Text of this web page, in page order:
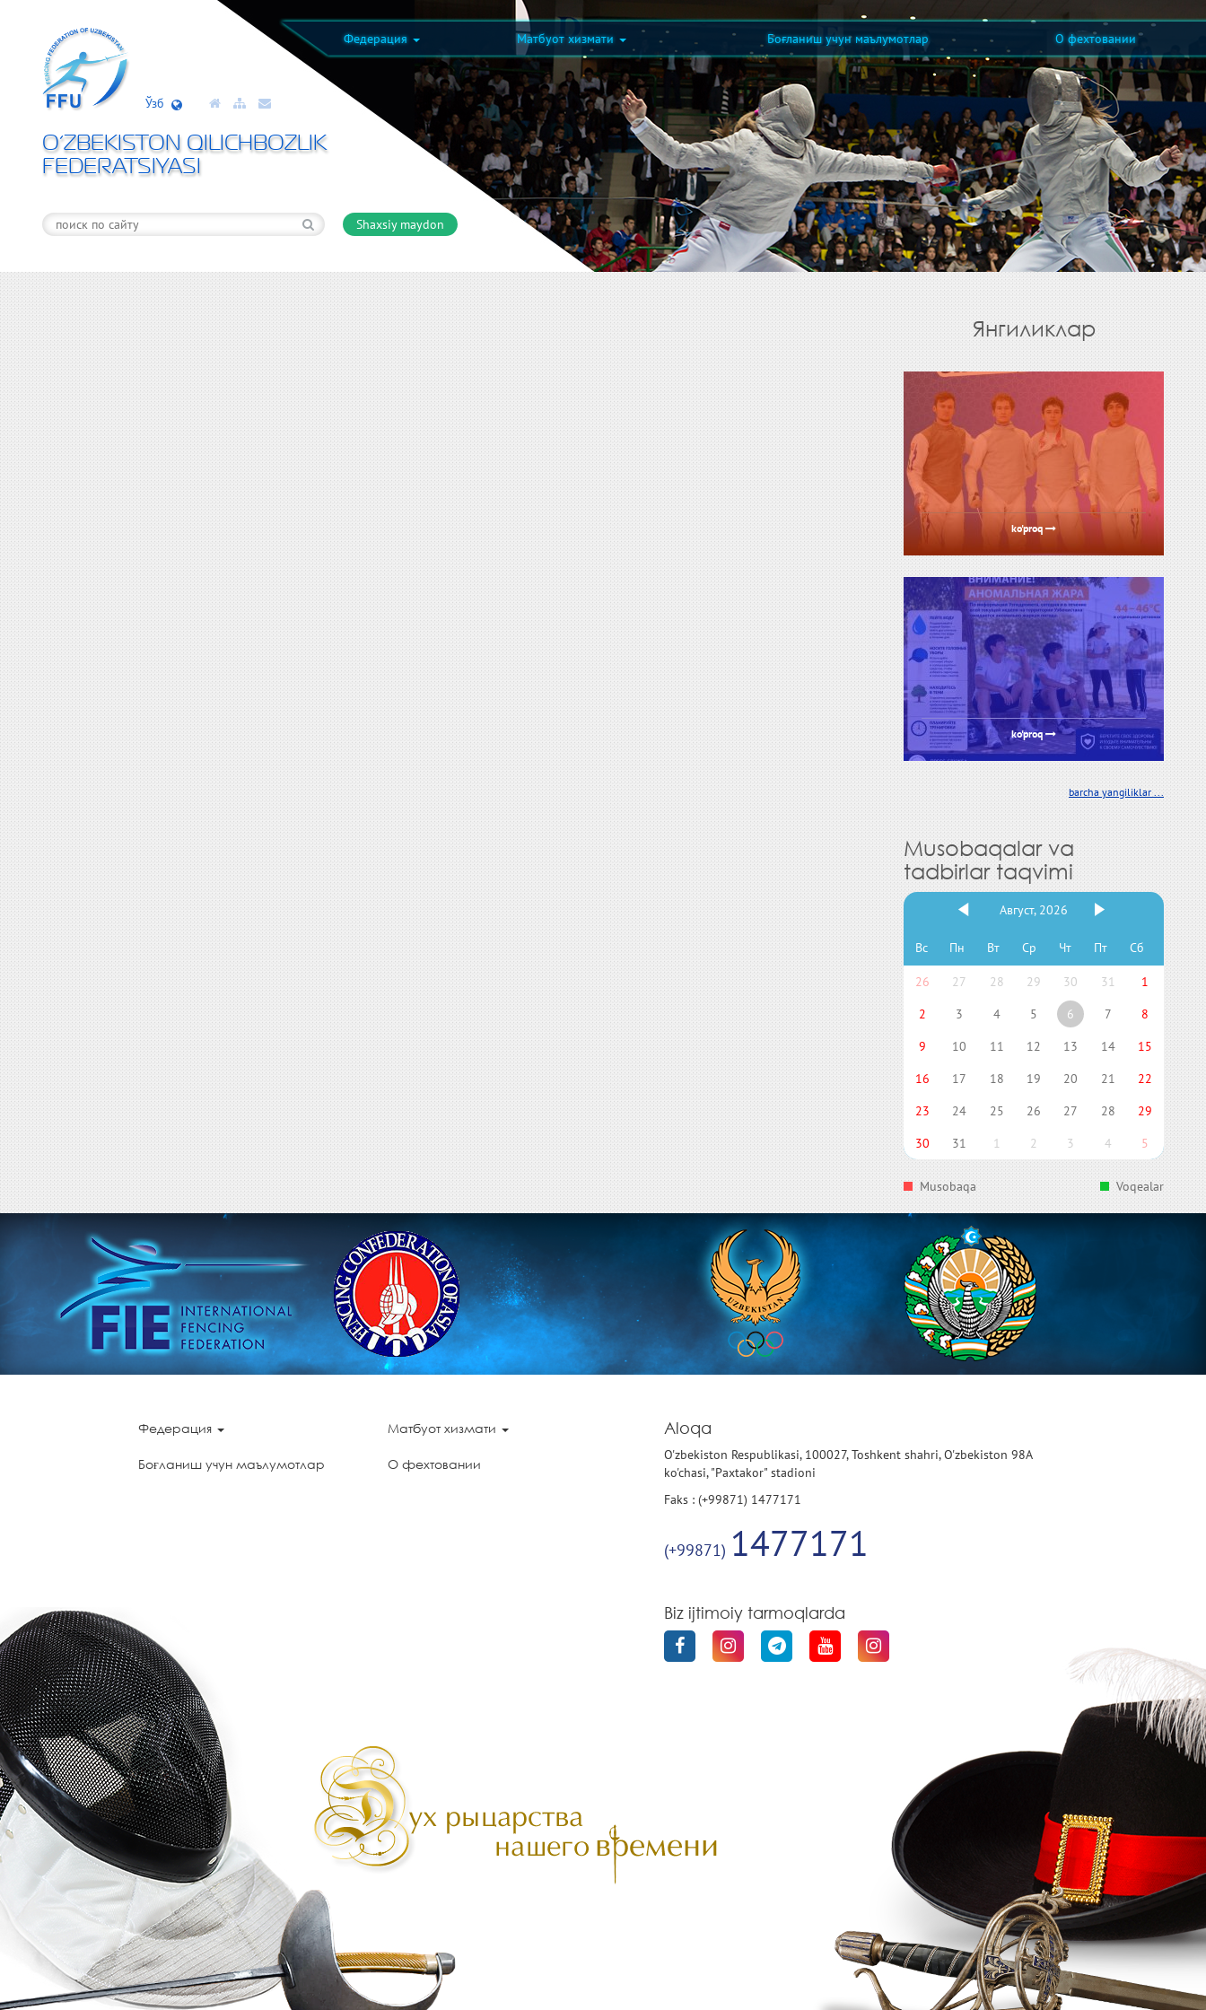
Федерация Матбуот хизмати Боғланиш учун маълумотлар О фехтовании
Ўзб
O’ZBEKISTON QILICHBOZLIK
FEDERATSIYASI
Shaxsiy maydon
Янгиликлар
ko'proq
ko'proq
barcha yangiliklar ...
Musobaqalar va
tadbirlar taqvimi
Август, 2026
Вс Пн Вт Ср Чт Пт Сб
26 27 28 29 30 31
1
2
3 4 5 6 7
8
9
10 11 12 13 14
15
16
17 18 19 20 21
22
23
24 25 26 27 28
29
30
31 1 2 3 4 5
Musobaqa Voqealar
Федерация Матбуот хизмати
Боғланиш учун маълумотлар О фехтовании
Aloqa
O'zbekiston Respublikasi, 100027, Toshkent shahri, O'zbekiston 98A
ko'chasi, "Paxtakor" stadioni
Faks : (+99871) 1477171
(+99871) 1477171
Biz ijtimoiy tarmoqlarda